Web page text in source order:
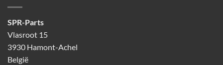
SPR-Parts
Vlasroot 15
3930 Hamont-Achel
België